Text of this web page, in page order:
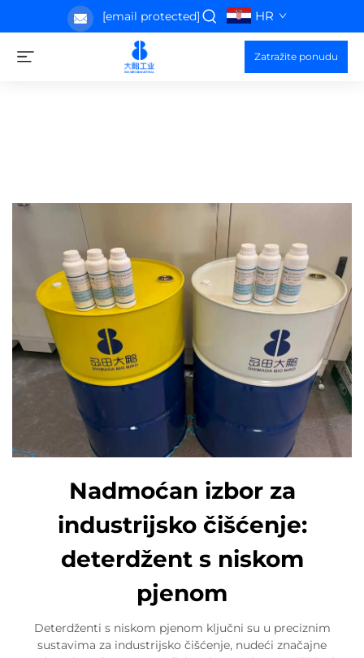
[email protected] HR
Zatražite ponudu
Nadmoćan izbor za
industrijsko čišćenje:
deterdžent s niskom
pjenom
Deterdženti s niskom pjenom ključni su u preciznim
sustavima za industrijsko čišćenje, nudeći značajne